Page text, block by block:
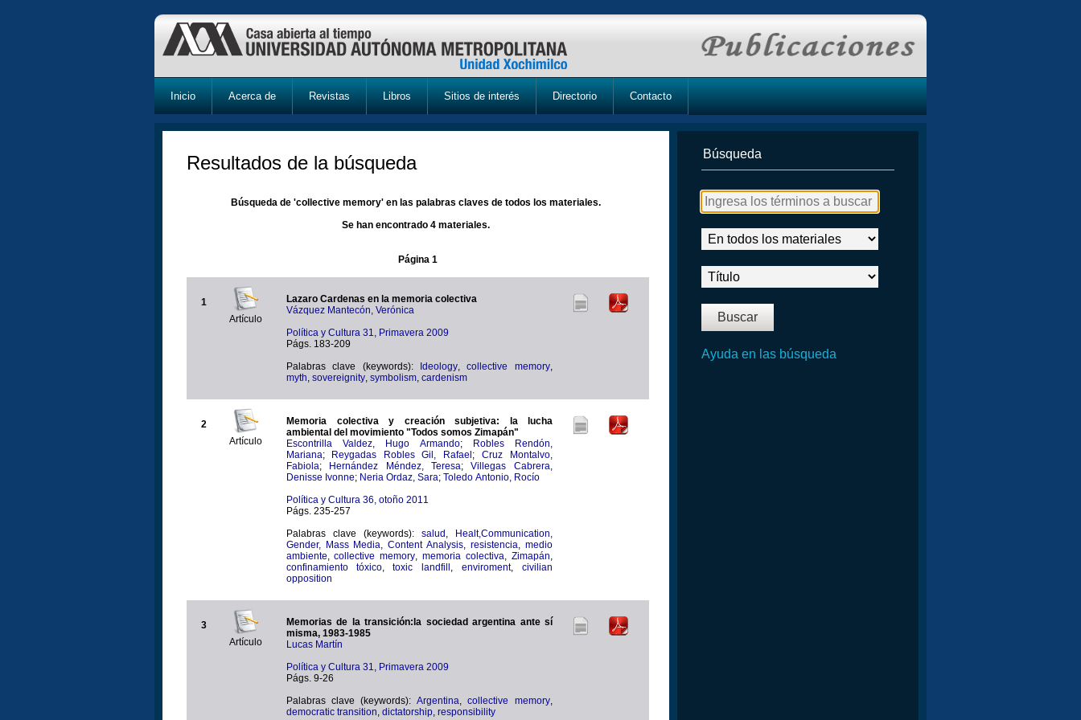
Inicio Acerca de Revistas Libros Sitios de interés Directorio Contacto
Resultados de la búsqueda
Búsqueda de 'collective memory' en las palabras claves de todos los materiales.
Se han encontrado 4 materiales.
Página 1
1
Artículo
Lazaro Cardenas en la memoria colectiva
Vázquez Mantecón, Verónica
Política y Cultura 31, Primavera 2009
Págs. 183-209
Palabras clave (keywords): Ideology collective memory
myth sovereignity symbolism cardenism
2
Artículo
Memoria colectiva y creación subjetiva: la lucha
ambiental del movimiento "Todos somos Zimapán"
Escontrilla Valdez, Hugo Armando; Robles Rendón,
Mariana; Reygadas Robles Gil, Rafael; Cruz Montalvo,
Fabiola; Hernández Méndez, Teresa; Villegas Cabrera,
Denisse Ivonne; Neria Ordaz, Sara; Toledo Antonio, Rocío
Política y Cultura 36, otoño 2011
Págs. 235-257
Palabras clave (keywords): salud
Healt,Communication,
Gender, Mass Media, Content Analysis
resistencia
medio
ambiente
collective memory memoria colectiva Zimapán
confinamiento tóxico
toxic landfill enviroment, civilian
opposition
3
Artículo
Memorias de la transición:la sociedad argentina ante sí
misma, 1983-1985
Lucas Martín
Política y Cultura 31, Primavera 2009
Págs. 9-26
Palabras clave (keywords): Argentina collective memory
democratic transition dictatorship responsibility
Búsqueda
Ayuda en las búsqueda